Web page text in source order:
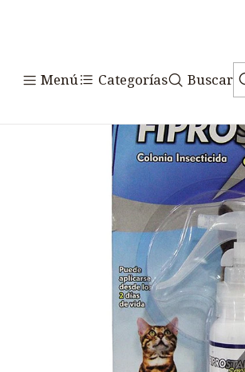
Menú Categorías Buscar